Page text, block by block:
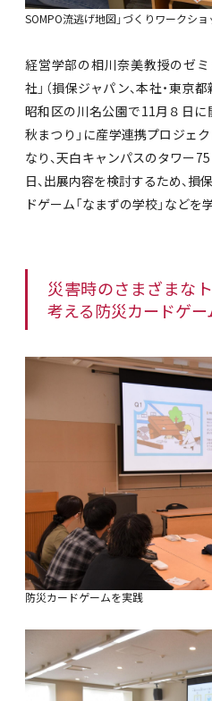
SOMPO流逃げ地図」づくりワークシ
経営学部の相川奈美教授のゼ
社」（損保ジャパン、本社・東京
昭和区の川名公園で11月８日に
秋まつり」に産学連携プロジェ
なり、天白キャンパスのタワー
日、出展内容を検討するため、
ドゲーム「なまずの学校」などを
災害時のさまざまな
考える防災カードゲー
防災カードゲームを実践